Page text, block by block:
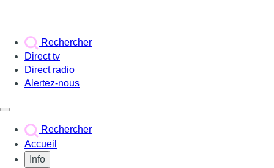
Rechercher
Direct tv
Direct radio
Alertez-nous
Rechercher
Accueil
Info